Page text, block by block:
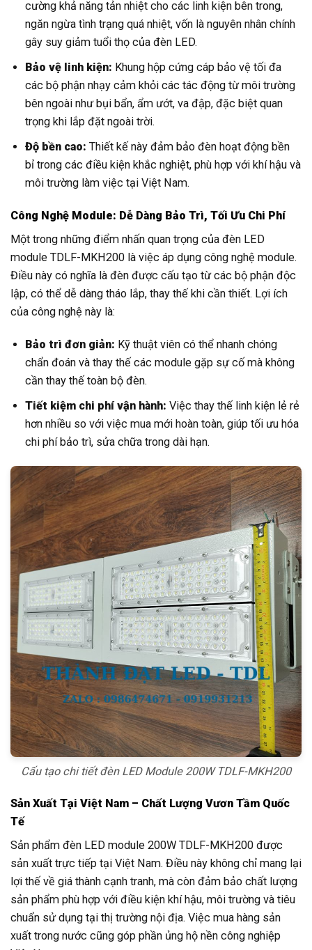
cường khả năng tản nhiệt cho các linh kiện bên trong,
ngăn ngừa tình trạng quá nhiệt, vốn là nguyên nhân chính
gây suy giảm tuổi thọ của đèn LED.
Bảo vệ linh kiện: Khung hộp cứng cáp bảo vệ tối đa
các bộ phận nhạy cảm khỏi các tác động từ môi trường
bên ngoài như bụi bẩn, ẩm ướt, va đập, đặc biệt quan
trọng khi lắp đặt ngoài trời.
Độ bền cao: Thiết kế này đảm bảo đèn hoạt động bền
bỉ trong các điều kiện khắc nghiệt, phù hợp với khí hậu và
môi trường làm việc tại Việt Nam.
Công Nghệ Module: Dễ Dàng Bảo Trì, Tối Ưu Chi Phí
Một trong những điểm nhấn quan trọng của đèn LED
module TDLF-MKH200 là việc áp dụng công nghệ module.
Điều này có nghĩa là đèn được cấu tạo từ các bộ phận độc
lập, có thể dễ dàng tháo lắp, thay thế khi cần thiết. Lợi ích
của công nghệ này là:
Bảo trì đơn giản: Kỹ thuật viên có thể nhanh chóng
chẩn đoán và thay thế các module gặp sự cố mà không
cần thay thế toàn bộ đèn.
Tiết kiệm chi phí vận hành: Việc thay thế linh kiện lẻ rẻ
hơn nhiều so với việc mua mới hoàn toàn, giúp tối ưu hóa
chi phí bảo trì, sửa chữa trong dài hạn.
Cấu tạo chi tiết đèn LED Module 200W TDLF-MKH200
Sản Xuất Tại Việt Nam – Chất Lượng Vươn Tầm Quốc
Tế
Sản phẩm đèn LED module 200W TDLF-MKH200 được
sản xuất trực tiếp tại Việt Nam. Điều này không chỉ mang lại
lợi thế về giá thành cạnh tranh, mà còn đảm bảo chất lượng
sản phẩm phù hợp với điều kiện khí hậu, môi trường và tiêu
chuẩn sử dụng tại thị trường nội địa. Việc mua hàng sản
xuất trong nước cũng góp phần ủng hộ nền công nghiệp